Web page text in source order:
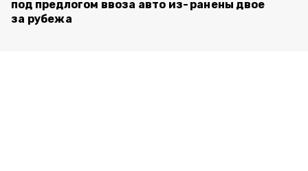
под предлогом ввоза авто из-
за рубежа
ранены двое